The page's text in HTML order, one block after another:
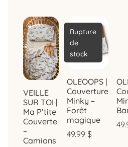
VEILLE
SUR TOI |
Ma P’tite
Couverte
–
Camions
Rupture
de
stock
OLEOOPS |
Couverture
Minky –
Forêt
magique
49.99 $